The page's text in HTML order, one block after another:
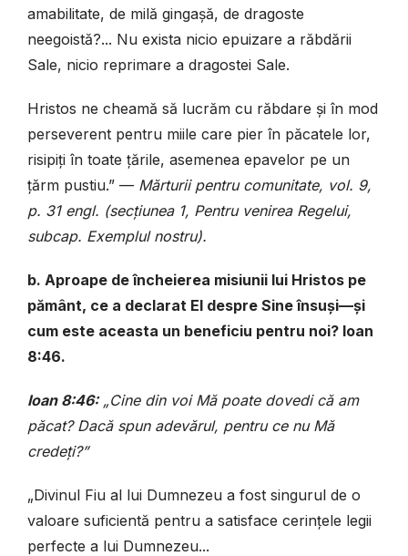
amabilitate, de milă gingașă, de dragoste
neegoistă?... Nu exista nicio epuizare a răbdării
Sale, nicio reprimare a dragostei Sale.
Hristos ne cheamă să lucrăm cu răbdare și în mod
perseverent pentru miile care pier în păcatele lor,
risipiți în toate țările, asemenea epavelor pe un
țărm pustiu.” — Mărturii pentru comunitate, vol. 9,
p. 31 engl. (secțiunea 1, Pentru venirea Regelui,
subcap. Exemplul nostru).
b. Aproape de încheierea misiunii lui Hristos pe
pământ, ce a declarat El despre Sine însuși—și
cum este aceasta un beneficiu pentru noi? Ioan
8:46.
Ioan 8:46:„Cine din voi Mă poate dovedi că am
păcat? Dacă spun adevărul, pentru ce nu Mă
credeți?”
„Divinul Fiu al lui Dumnezeu a fost singurul de o
valoare suficientă pentru a satisface cerințele legii
perfecte a lui Dumnezeu...